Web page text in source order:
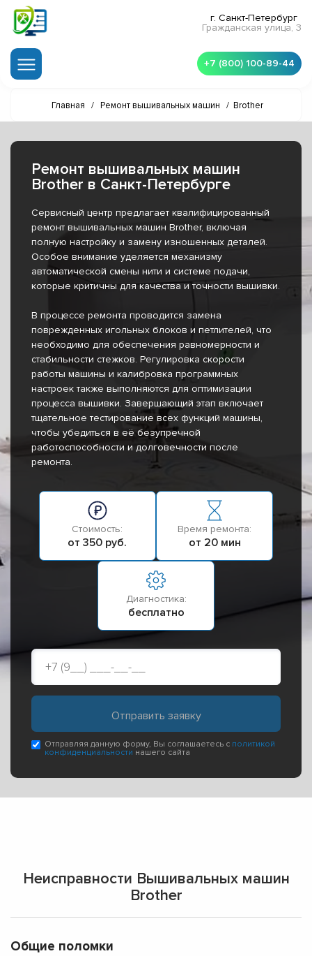
г. Санкт-Петербург
Гражданская улица, 3
+7 (800) 100-89-44
Главная / Ремонт вышивальных машин / Brother
Ремонт вышивальных машин
Brother в Санкт-Петербурге
Сервисный центр предлагает квалифицированный
ремонт вышивальных машин Brother, включая
полную настройку и замену изношенных деталей.
Особое внимание уделяется механизму
автоматической смены нити и системе подачи,
которые критичны для качества и точности вышивки.
В процессе ремонта проводится замена
поврежденных игольных блоков и петлителей, что
необходимо для обеспечения равномерности и
стабильности стежков. Регулировка скорости
работы машины и калибровка программных
настроек также выполняются для оптимизации
процесса вышивки. Завершающий этап включает
тщательное тестирование всех функций машины,
чтобы убедиться в её безупречной
работоспособности и долговечности после
ремонта.
Стоимость:
от 350 руб.
Время ремонта:
от 20 мин
Диагностика:
бесплатно
Отправляя данную форму, Вы соглашаетесь с политикой
конфиденциальности нашего сайта
Неисправности Вышивальных машин
Brother
Общие поломки